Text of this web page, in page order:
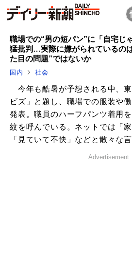
職場での“男の短パン”に「自宅じ
猛批判…実際に嫌がられているの
た目の問題”ではないか
国内 社会
今年も酷暑が予想される中、
ビズ」と題し、職場での服装や
発表。職員のハーフパンツ着用
紋を呼んでいる。ネットでは「
「見ていて不快」などと散々な
Advertisement